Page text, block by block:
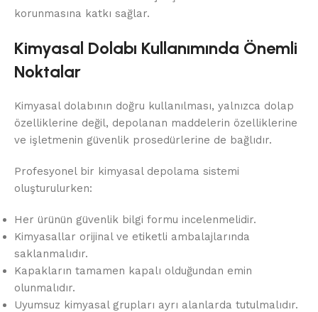
korunmasına katkı sağlar.
Kimyasal Dolabı Kullanımında Önemli
Noktalar
Kimyasal dolabının doğru kullanılması, yalnızca dolap
özelliklerine değil, depolanan maddelerin özelliklerine
ve işletmenin güvenlik prosedürlerine de bağlıdır.
Profesyonel bir kimyasal depolama sistemi
oluşturulurken:
Her ürünün güvenlik bilgi formu incelenmelidir.
Kimyasallar orijinal ve etiketli ambalajlarında
saklanmalıdır.
Kapakların tamamen kapalı olduğundan emin
olunmalıdır.
Uyumsuz kimyasal grupları ayrı alanlarda tutulmalıdır.